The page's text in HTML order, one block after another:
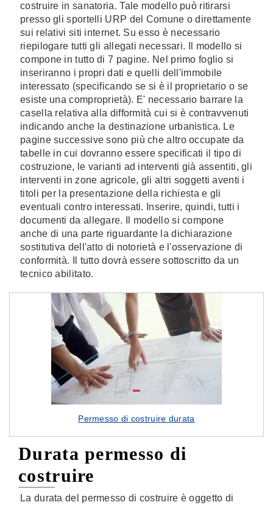
costruire in sanatoria. Tale modello può ritirarsi
presso gli sportelli URP del Comune o direttamente
sui relativi siti internet. Su esso è necessario
riepilogare tutti gli allegati necessari. Il modello si
compone in tutto di 7 pagine. Nel primo foglio si
inseriranno i propri dati e quelli dell'immobile
interessato (specificando se si è il proprietario o se
esiste una comproprietà). E' necessario barrare la
casella relativa alla difformità cui si è contravvenuti
indicando anche la destinazione urbanistica. Le
pagine successive sono più che altro occupate da
tabelle in cui dovranno essere specificati il tipo di
costruzione, le varianti ad interventi già assentiti, gli
interventi in zone agricole, gli altri soggetti aventi i
titoli per la presentazione della richiesta e gli
eventuali contro interessati. Inserire, quindi, tutti i
documenti da allegare. Il modello si compone
anche di una parte riguardante la dichiarazione
sostitutiva dell'atto di notorietà e l'osservazione di
conformità. Il tutto dovrà essere sottoscritto da un
tecnico abilitato.
Permesso di costruire durata
Durata permesso di
costruire
La durata del permesso di costruire è oggetto di